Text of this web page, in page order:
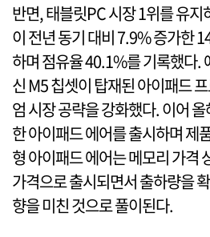
반면, 태블릿PC 시장 1위를 유
이 전년 동기 대비 7.9% 증가한
하며 점유율 40.1%를 기록했다.
신 M5 칩셋이 탑재된 아이패드
엄 시장 공략을 강화했다. 이어
한 아이패드 에어를 출시하며 제
형 아이패드 에어는 메모리 가격
가격으로 출시되면서 출하량을
향을 미친 것으로 풀이된다.